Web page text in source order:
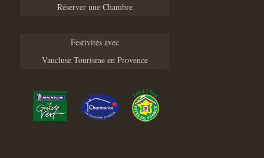
Réserver une Chambre
Festivités avec
Vaucluse Tourisme en Provence